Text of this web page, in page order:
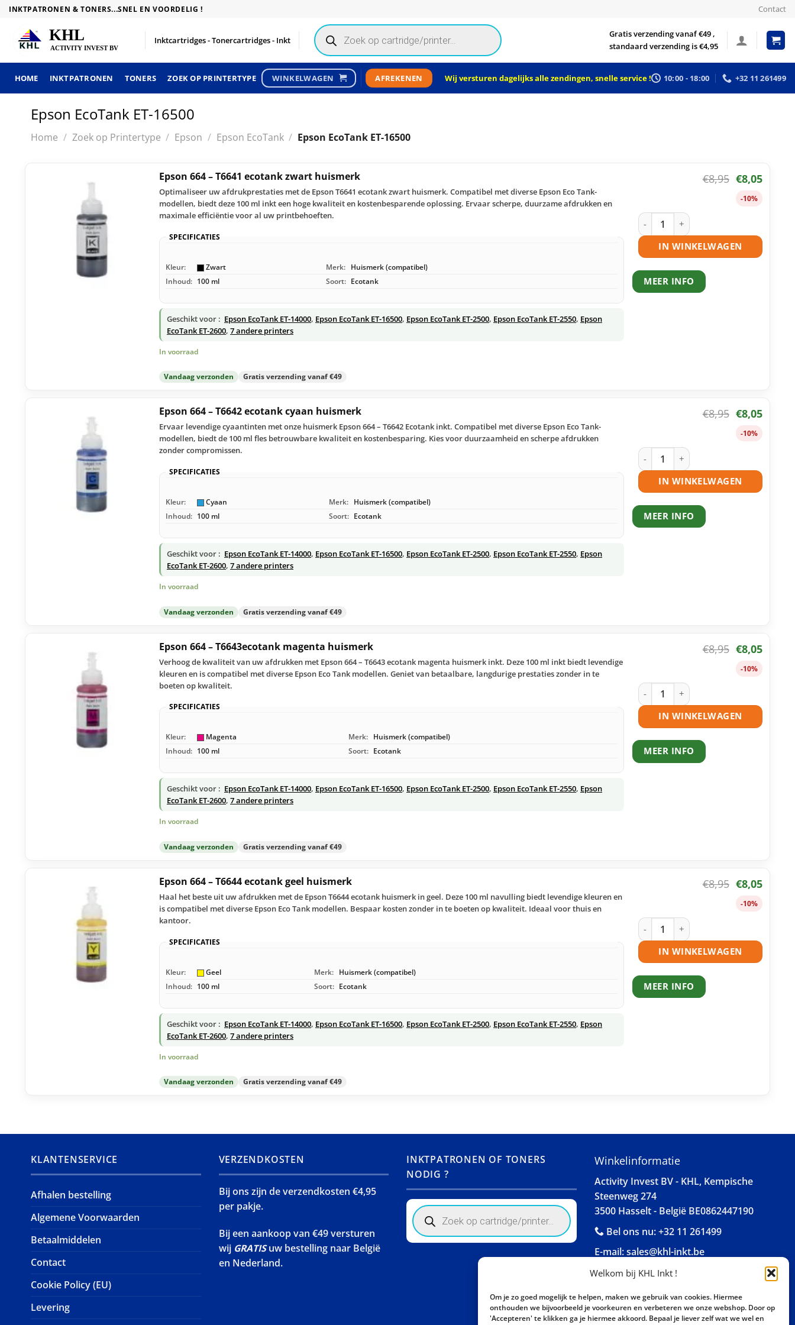
Welkom bij KHL Inkt !
Om je zo goed mogelijk te helpen, maken we gebruik van cookies. Hiermee
onthouden we bijvoorbeeld je voorkeuren en verbeteren we onze webshop. Door op
'Accepteren' te klikken ga je hiermee akkoord. Bepaal je liever zelf wat we wel en
Skip
content
INKTPATRONEN & TONERS...SNEL EN VOORDELIG ! Contact
Inktcartridges - Tonercartridges - Inkt
Products
search
Gratis verzending vanaf €49 ,
standaard verzending is €4,95
HOME INKTPATRONEN TONERS ZOEK OP PRINTERTYPE WINKELWAGEN AFREKENEN Wij versturen dagelijks alle zendingen, snelle service ! 10:00 - 18:00 +32 11 261499
Epson EcoTank ET-16500
Home / Zoek op Printertype / Epson / Epson EcoTank / Epson EcoTank ET-16500
Epson 664 – T6641 ecotank zwart huismerk
Optimaliseer uw afdrukprestaties met de Epson T6641 ecotank zwart huismerk. Compatibel met diverse Epson Eco Tank-
modellen, biedt deze 100 ml inkt een hoge kwaliteit en kostenbesparende oplossing. Ervaar scherpe, duurzame afdrukken en
maximale efficiëntie voor al uw printbehoeften.
SPECIFICATIES
Kleur: Zwart Merk: Huismerk (compatibel)
Inhoud: 100 ml Soort: Ecotank
Geschikt voor : Epson EcoTank ET-14000, Epson EcoTank ET-16500, Epson EcoTank ET-2500, Epson EcoTank ET-2550, Epson
EcoTank ET-2600, 7 andere printers
In voorraad
Vandaag verzonden Gratis verzending vanaf €49
€8,95 €8,05
-10%
Epson 664 – T6641 ecotank zwart
IN WINKELWAGEN
MEER INFO
Epson 664 – T6642 ecotank cyaan huismerk
Ervaar levendige cyaantinten met onze huismerk Epson 664 – T6642 Ecotank inkt. Compatibel met diverse Epson Eco Tank-
modellen, biedt de 100 ml fles betrouwbare kwaliteit en kostenbesparing. Kies voor duurzaamheid en scherpe afdrukken
zonder compromissen.
SPECIFICATIES
Kleur: Cyaan Merk: Huismerk (compatibel)
Inhoud: 100 ml Soort: Ecotank
Geschikt voor : Epson EcoTank ET-14000, Epson EcoTank ET-16500, Epson EcoTank ET-2500, Epson EcoTank ET-2550, Epson
EcoTank ET-2600, 7 andere printers
In voorraad
Vandaag verzonden Gratis verzending vanaf €49
€8,95 €8,05
-10%
Epson 664 – T6642 ecotank cyaan
IN WINKELWAGEN
MEER INFO
Epson 664 – T6643ecotank magenta huismerk
Verhoog de kwaliteit van uw afdrukken met Epson 664 – T6643 ecotank magenta huismerk inkt. Deze 100 ml inkt biedt levendige
kleuren en is compatibel met diverse Epson Eco Tank modellen. Geniet van betaalbare, langdurige prestaties zonder in te
boeten op kwaliteit.
SPECIFICATIES
Kleur: Magenta Merk: Huismerk (compatibel)
Inhoud: 100 ml Soort: Ecotank
Geschikt voor : Epson EcoTank ET-14000, Epson EcoTank ET-16500, Epson EcoTank ET-2500, Epson EcoTank ET-2550, Epson
EcoTank ET-2600, 7 andere printers
In voorraad
Vandaag verzonden Gratis verzending vanaf €49
€8,95 €8,05
-10%
Epson 664 – T6643ecotank magenta
IN WINKELWAGEN
MEER INFO
Epson 664 – T6644 ecotank geel huismerk
Haal het beste uit uw afdrukken met de Epson T6644 ecotank huismerk in geel. Deze 100 ml navulling biedt levendige kleuren en
is compatibel met diverse Epson Eco Tank modellen. Bespaar kosten zonder in te boeten op kwaliteit. Ideaal voor thuis en
kantoor.
SPECIFICATIES
Kleur: Geel Merk: Huismerk (compatibel)
Inhoud: 100 ml Soort: Ecotank
Geschikt voor : Epson EcoTank ET-14000, Epson EcoTank ET-16500, Epson EcoTank ET-2500, Epson EcoTank ET-2550, Epson
EcoTank ET-2600, 7 andere printers
In voorraad
Vandaag verzonden Gratis verzending vanaf €49
€8,95 €8,05
-10%
Epson 664 – T6644 ecotank geel
IN WINKELWAGEN
MEER INFO
KLANTENSERVICE
Afhalen bestelling
Algemene Voorwaarden
Betaalmiddelen
Contact
Cookie Policy (EU)
Levering
VERZENDKOSTEN
Bij ons zijn de verzendkosten €4,95
per pakje.
Bij een aankoop van €49 versturen
wij GRATISuw bestelling naar België
en Nederland.
INKTPATRONEN OF TONERS
NODIG ?
Products
search
Winkelinformatie
Activity Invest BV - KHL, Kempische
Steenweg 274
3500 Hasselt - België BE0862447190
Bel ons nu:+32 11 261499
E-mail:sales@khl-inkt.be